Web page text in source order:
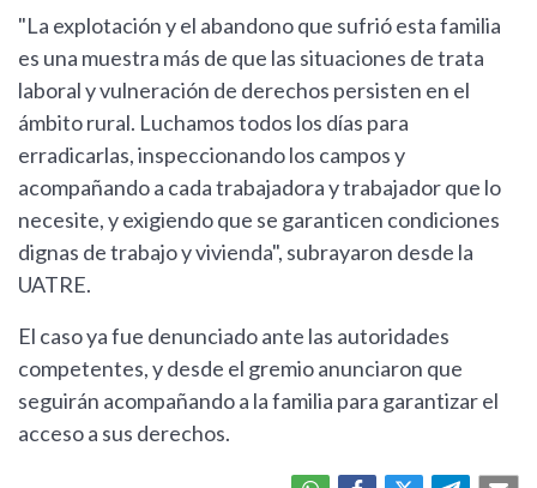
"La explotación y el abandono que sufrió esta familia
es una muestra más de que las situaciones de trata
laboral y vulneración de derechos persisten en el
ámbito rural. Luchamos todos los días para
erradicarlas, inspeccionando los campos y
acompañando a cada trabajadora y trabajador que lo
necesite, y exigiendo que se garanticen condiciones
dignas de trabajo y vivienda", subrayaron desde la
UATRE.
El caso ya fue denunciado ante las autoridades
competentes, y desde el gremio anunciaron que
seguirán acompañando a la familia para garantizar el
acceso a sus derechos.